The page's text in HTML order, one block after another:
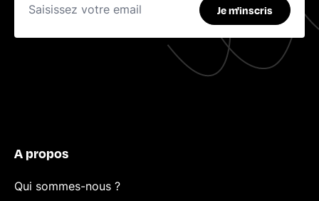
Je m'inscris
A propos
Qui sommes-nous ?